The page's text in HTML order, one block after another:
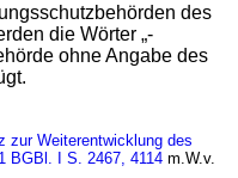
des
die Wörter „-
ohne Angabe des
zur Weiterentwicklung des
BGBl. I S. 2467, 4114 m.W.v.